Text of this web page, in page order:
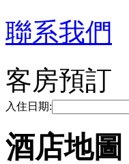
聯系我們
客房預訂
入住日期:
酒店地圖